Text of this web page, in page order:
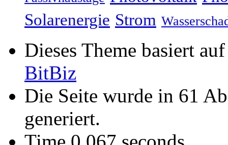
Solarenergie Strom
Dieses Theme basiert
BitBiz
Die Seite wurde in 61
generiert.